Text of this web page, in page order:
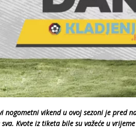
nogometni vikend u ovoj sezoni je pred
Kvote iz tiketa bile su važeće u